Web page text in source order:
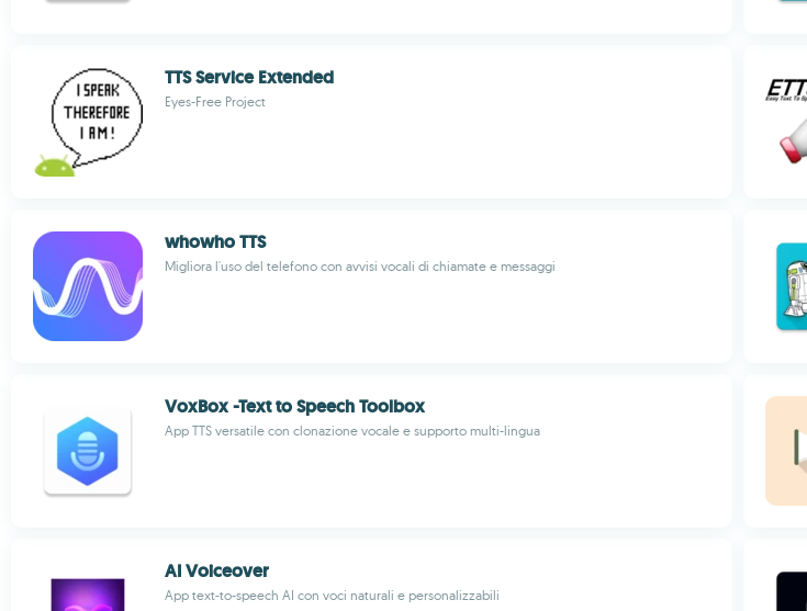
TTS Service Extended
Eyes-Free Project
whowho TTS
Migliora l'uso del telefono con avvisi vocali di chiamate e messaggi
VoxBox -Text to Speech Toolbox
App TTS versatile con clonazione vocale e supporto multi-lingua
AI Voiceover
App text-to-speech AI con voci naturali e personalizzabili